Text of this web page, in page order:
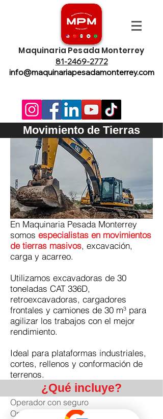
Maquinaria Pesada Monterrey
81-2469-2772
info@maquinariapesadamonterrey.com
Movimiento de Tierras
En Maquinaria Pesada Monterrey
somos especialistas en movimientos
de tierras masivos, excavación,
carga y acarreo.
Utilizamos excavadoras de 30
toneladas CAT 336D,
retroexcavadoras, cargadores
frontales y camiones de 30 m³ para
agilizar los trabajos con el mejor
rendimiento.
Ideal para plataformas industriales,
cortes, rellenos y conformación de
terrenos.
¿Qué incluye?
Operador con seguro
Operador con Certificado DC3